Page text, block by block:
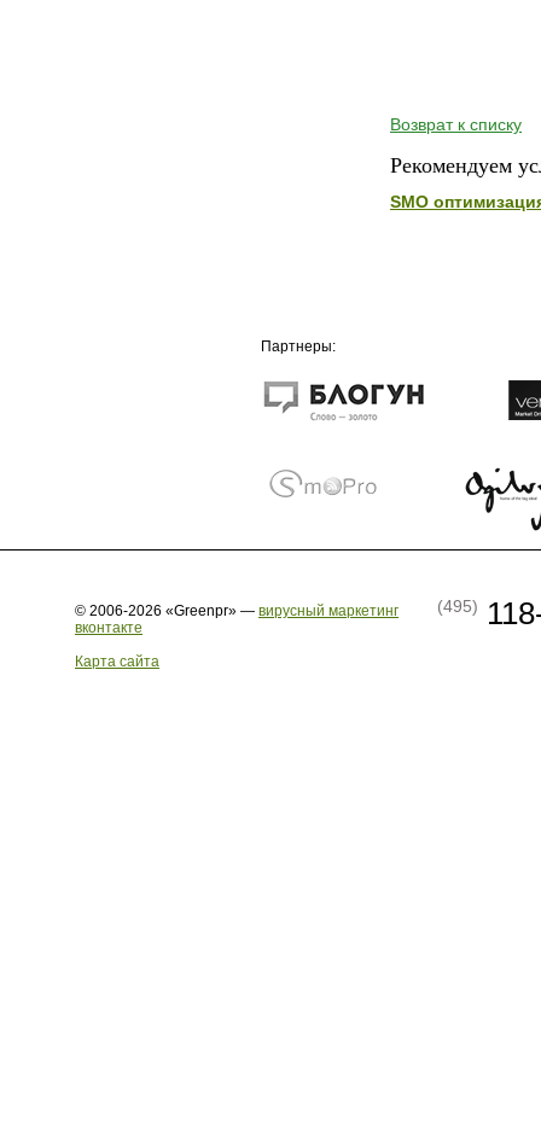
Возврат к списку
Рекомендуем
SMO
Партнеры:
© 2006-2026 «Greenpr» — вирусный маркетинг
вконтакте
Карта сайта
(495)